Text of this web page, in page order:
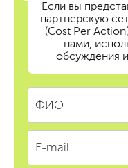
Если вы
партнерскую
(Cost Per
нами,
обсуждения